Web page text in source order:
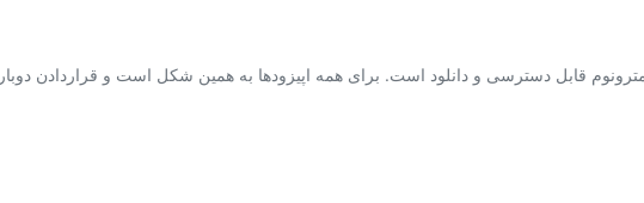
قابل دسترسی و دانلود است. برای همه اپیزودها به همین شکل است و قراردادن